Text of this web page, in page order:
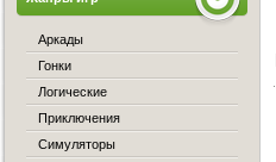
Аркады
Гонки
Логические
Приключения
Симуляторы